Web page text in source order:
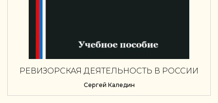
РЕВИЗОРСКАЯ ДЕЯТЕЛЬНОСТЬ В РОССИИ
Сергей Каледин